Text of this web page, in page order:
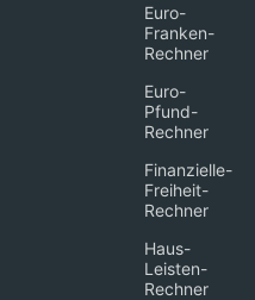
Euro-
Franken-
Rechner
Euro-
Pfund-
Rechner
Finanzielle-
Freiheit-
Rechner
Haus-
Leisten-
Rechner